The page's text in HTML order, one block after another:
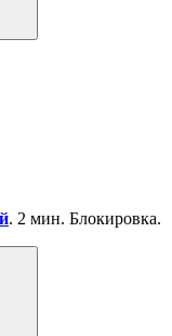
. 2 мин. Блокировка.